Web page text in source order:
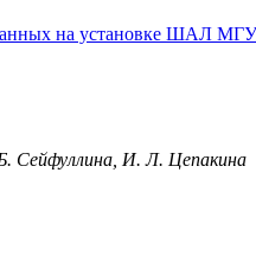
на установке ШАЛ МГУ
Сейфуллина, И. Л. Цепакина